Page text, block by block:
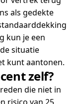
als gedekte
kun je een
situatie
kunt aantonen.
zelf?
die niet in